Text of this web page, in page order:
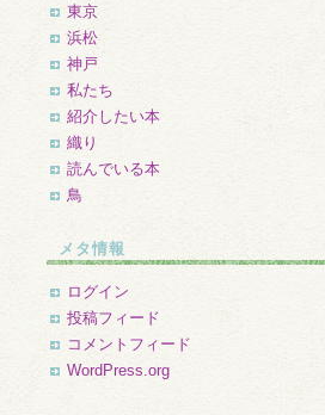
東京
浜松
神戸
私たち
紹介したい本
織り
読んでいる本
鳥
メタ情報
ログイン
投稿フィード
コメントフィード
WordPress.org